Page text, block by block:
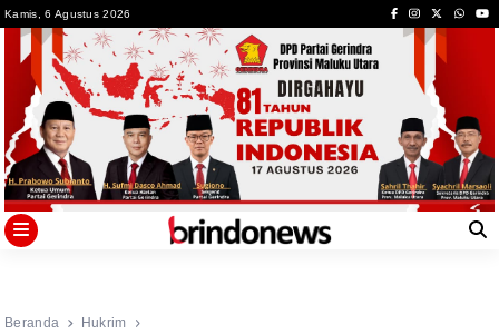
toKamis, 6 Agustus 2026
Beranda Hukrim